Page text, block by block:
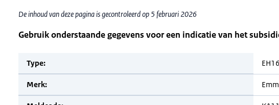
De inhoud van deze pagina is gecontroleerd op 5 februari 2026
Gebruik onderstaande gegevens voor een indicatie van het
Type:
Merk: